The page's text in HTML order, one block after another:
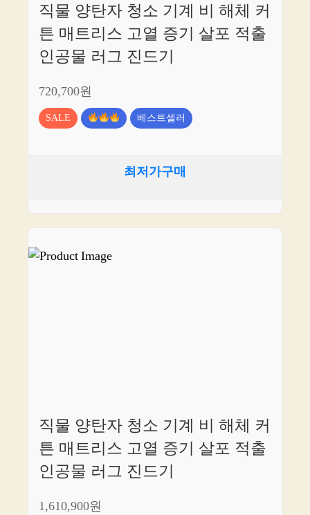
직물 양탄자 청소 기계 비 해체 커
튼 매트리스 고열 증기 살포 적출
인공물 러그 진드기
720,700원
SALE 베스트셀러
최저가구매
직물 양탄자 청소 기계 비 해체 커
튼 매트리스 고열 증기 살포 적출
인공물 러그 진드기
1,610,900원